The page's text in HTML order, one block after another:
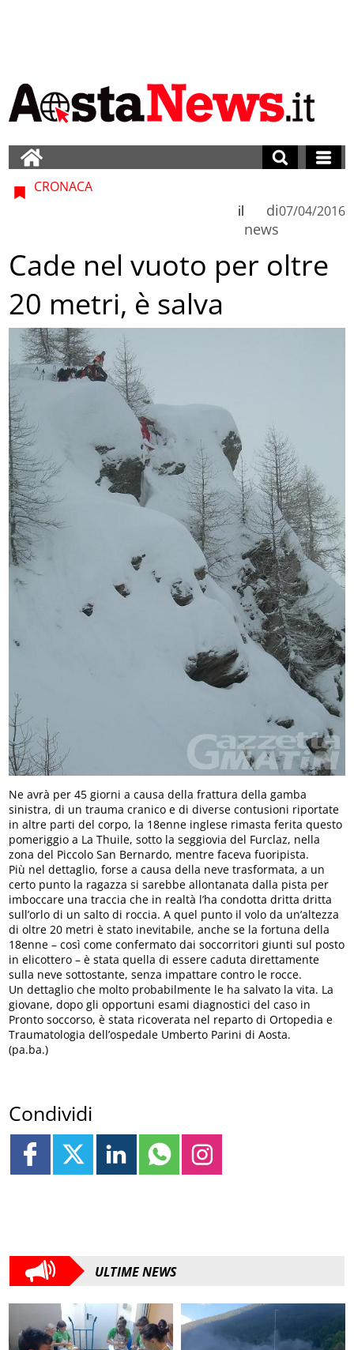
CRONACA
di
news
il 07/04/2016
Cade nel vuoto per oltre
20 metri, è salva
Ne avrà per 45 giorni a causa della frattura della gamba
sinistra, di un trauma cranico e di diverse contusioni riportate
in altre parti del corpo, la 18enne inglese rimasta ferita questo
pomeriggio a La Thuile, sotto la seggiovia del Furclaz, nella
zona del Piccolo San Bernardo, mentre faceva fuoripista.
Più nel dettaglio, forse a causa della neve trasformata, a un
certo punto la ragazza si sarebbe allontanata dalla pista per
imboccare una traccia che in realtà l’ha condotta dritta dritta
sull’orlo di un salto di roccia. A quel punto il volo da un’altezza
di oltre 20 metri è stato inevitabile, anche se la fortuna della
18enne – così come confermato dai soccorritori giunti sul posto
in elicottero – è stata quella di essere caduta direttamente
sulla neve sottostante, senza impattare contro le rocce.
Un dettaglio che molto probabilmente le ha salvato la vita. La
giovane, dopo gli opportuni esami diagnostici del caso in
Pronto soccorso, è stata ricoverata nel reparto di Ortopedia e
Traumatologia dell’ospedale Umberto Parini di Aosta.
(pa.ba.)
Condividi
ULTIME NEWS